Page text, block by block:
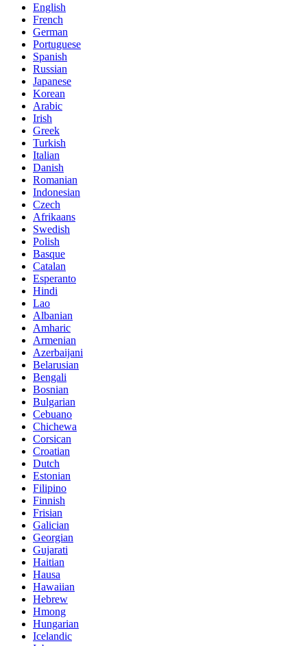
English
French
German
Portuguese
Spanish
Russian
Japanese
Korean
Arabic
Irish
Greek
Turkish
Italian
Danish
Romanian
Indonesian
Czech
Afrikaans
Swedish
Polish
Basque
Catalan
Esperanto
Hindi
Lao
Albanian
Amharic
Armenian
Azerbaijani
Belarusian
Bengali
Bosnian
Bulgarian
Cebuano
Chichewa
Corsican
Croatian
Dutch
Estonian
Filipino
Finnish
Frisian
Galician
Georgian
Gujarati
Haitian
Hausa
Hawaiian
Hebrew
Hmong
Hungarian
Icelandic